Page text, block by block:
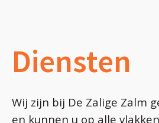
Diensten
Wij zijn bij De Zalige Zalm
en kunnen u op alle